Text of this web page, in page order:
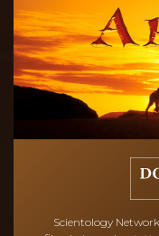
Scientology